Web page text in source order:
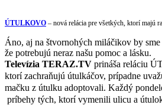
ÚTULKOVO – nová relácia pre všetkých, ktorí majú
Áno, aj na štvornohých miláčikov by
že potrebujú neraz našu pomoc a lásku.
Televízia TERAZ.TV prináša reláciu
ktorí zachraňujú útulkáčov, prípadne
mačku z útulku adoptovali. Každý
príbehy tých, ktorí vymenili ulicu a